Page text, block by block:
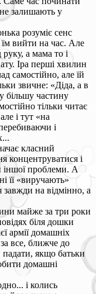
залишають у
розуміє сенс
їм вийти на час. Але
руку, а мама то і
Іра перші хвилин
самостійно, але їй
звичне: «Діда, а в
більшу частину
тільки читає
і тут «на
і
класний
концентруватися і
іншої проблеми. А
її «виручають»
завжди на відмінно, а
майже за три роки
біля дошки
армії домашніх
все, ближче до
падати, якщо батьки
домашні
і колись